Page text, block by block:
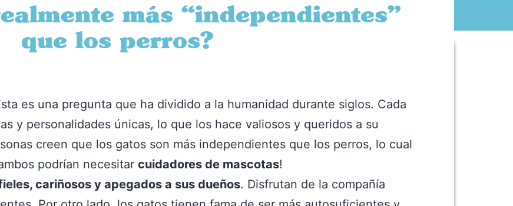
más “independientes”
que los perros?
es una pregunta que ha dividido a la humanidad durante siglos. Cada
y personalidades únicas, lo que los hace valiosos y queridos a su
creen que los gatos son más independientes que los perros, lo cual
podrían necesitar cuidadores de mascotas!
cariñosos y apegados a sus dueños. Disfrutan de la compañía